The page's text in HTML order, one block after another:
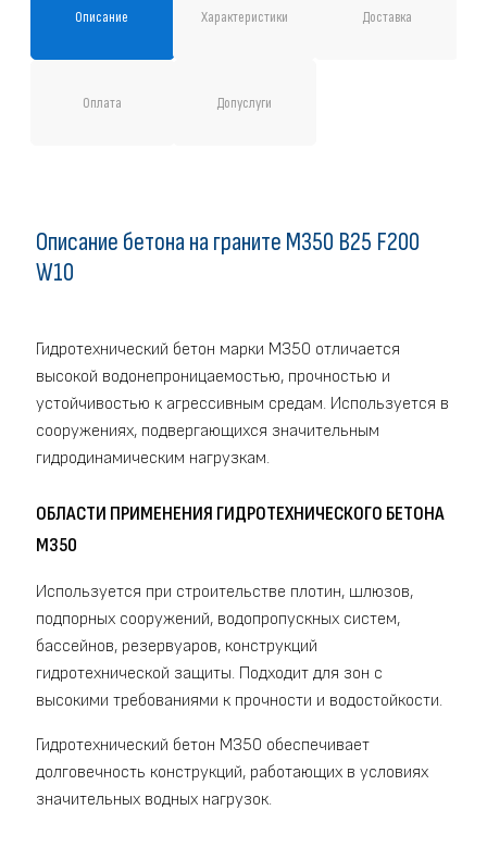
Описание Характеристики Доставка
Оплата Допуслуги
Описание бетона на граните M350 В25 F200
W10
Гидротехнический бетон марки М350 отличается
высокой водонепроницаемостью, прочностью и
устойчивостью к агрессивным средам. Используется в
сооружениях, подвергающихся значительным
гидродинамическим нагрузкам.
ОБЛАСТИ ПРИМЕНЕНИЯ ГИДРОТЕХНИЧЕСКОГО БЕТОНА
М350
Используется при строительстве плотин, шлюзов,
подпорных сооружений, водопропускных систем,
бассейнов, резервуаров, конструкций
гидротехнической защиты. Подходит для зон с
высокими требованиями к прочности и водостойкости.
Гидротехнический бетон М350 обеспечивает
долговечность конструкций, работающих в условиях
значительных водных нагрузок.